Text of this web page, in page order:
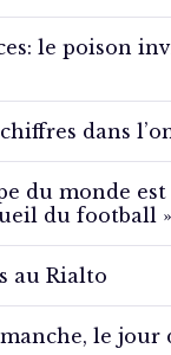
le poison
dans
du monde
du football »
au Rialto
le jour